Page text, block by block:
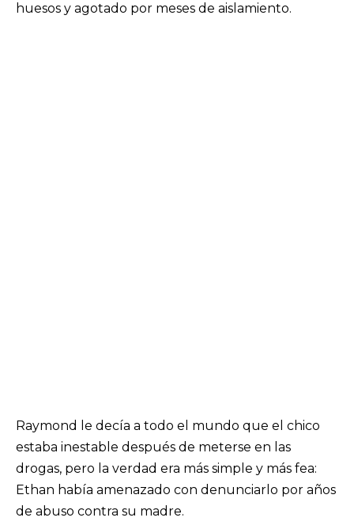
huesos y agotado por meses de aislamiento.
Raymond le decía a todo el mundo que el chico
estaba inestable después de meterse en las
drogas, pero la verdad era más simple y más fea:
Ethan había amenazado con denunciarlo por años
de abuso contra su madre.